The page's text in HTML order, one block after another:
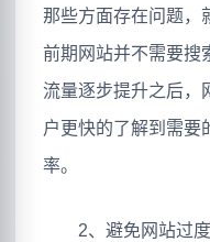
那些方面存在问题，
前期网站并不需要搜
流量逐步提升之后，
户更快的了解到需要
率。
2、避免网站过度